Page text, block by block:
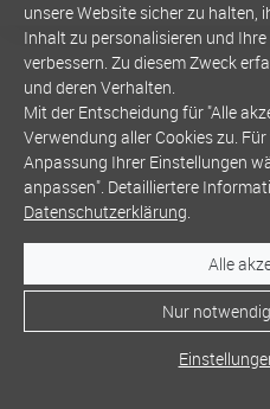
unsere Website sicher zu halten,
Inhalt zu personalisieren und
verbessern. Zu diesem Zweck
und deren Verhalten.
Mit der Entscheidung für "Alle
Verwendung aller Cookies zu.
Anpassung Ihrer Einstellungen
anpassen". Detailliertere
Datenschutzerklärung.
Alle
Nur